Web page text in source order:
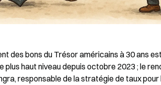
des bons du Trésor américains à 30 ans
plus haut niveau depuis octobre 2023 ; le
responsable de la stratégie de taux